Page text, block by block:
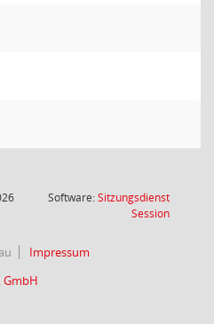
Software:Sitzungsdienst
Session(Wird in
Impressum
GmbH